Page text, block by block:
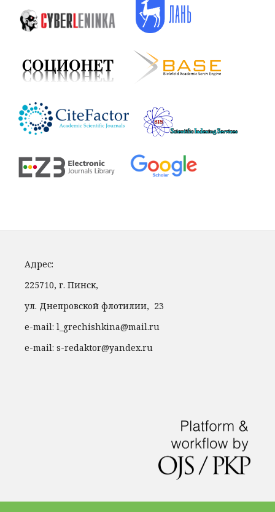
Адрес:
225710, г. Пинск,
ул. Днепровской флотилии, 23
e-mail: l_grechishkina@mail.ru
e-mail: s-redaktor@yandex.ru